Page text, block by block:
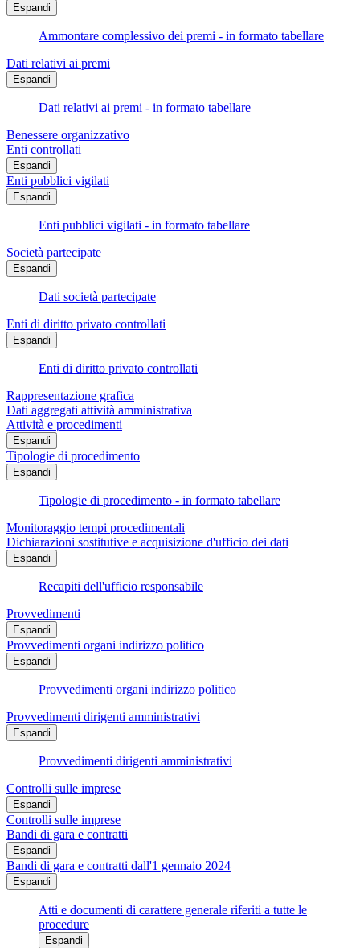
Espandi
Ammontare complessivo dei premi - in formato tabellare
Dati relativi ai premi
Espandi
Dati relativi ai premi - in formato tabellare
Benessere organizzativo
Enti controllati
Espandi
Enti pubblici vigilati
Espandi
Enti pubblici vigilati - in formato tabellare
Società partecipate
Espandi
Dati società partecipate
Enti di diritto privato controllati
Espandi
Enti di diritto privato controllati
Rappresentazione grafica
Dati aggregati attività amministrativa
Attività e procedimenti
Espandi
Tipologie di procedimento
Espandi
Tipologie di procedimento - in formato tabellare
Monitoraggio tempi procedimentali
Dichiarazioni sostitutive e acquisizione d'ufficio dei dati
Espandi
Recapiti dell'ufficio responsabile
Provvedimenti
Espandi
Provvedimenti organi indirizzo politico
Espandi
Provvedimenti organi indirizzo politico
Provvedimenti dirigenti amministrativi
Espandi
Provvedimenti dirigenti amministrativi
Controlli sulle imprese
Espandi
Controlli sulle imprese
Bandi di gara e contratti
Espandi
Bandi di gara e contratti dall'1 gennaio 2024
Espandi
Atti e documenti di carattere generale riferiti a tutte le
procedure
Espandi